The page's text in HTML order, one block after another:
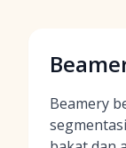
Beamery